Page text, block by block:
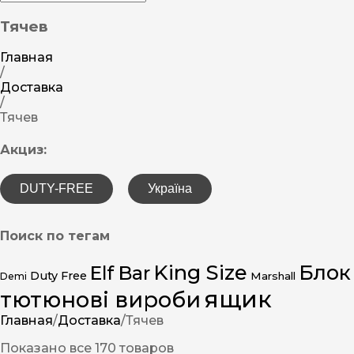
Тячев
Главная
/
Доставка
/
Тячев
Акциз:
DUTY-FREE Україна
Поиск по тегам
Demi Duty Free Elf Bar King Size Marshall Блок
тютюнові вироби ящик
Главная/Доставка/Тячев
Показано все 170 товаров